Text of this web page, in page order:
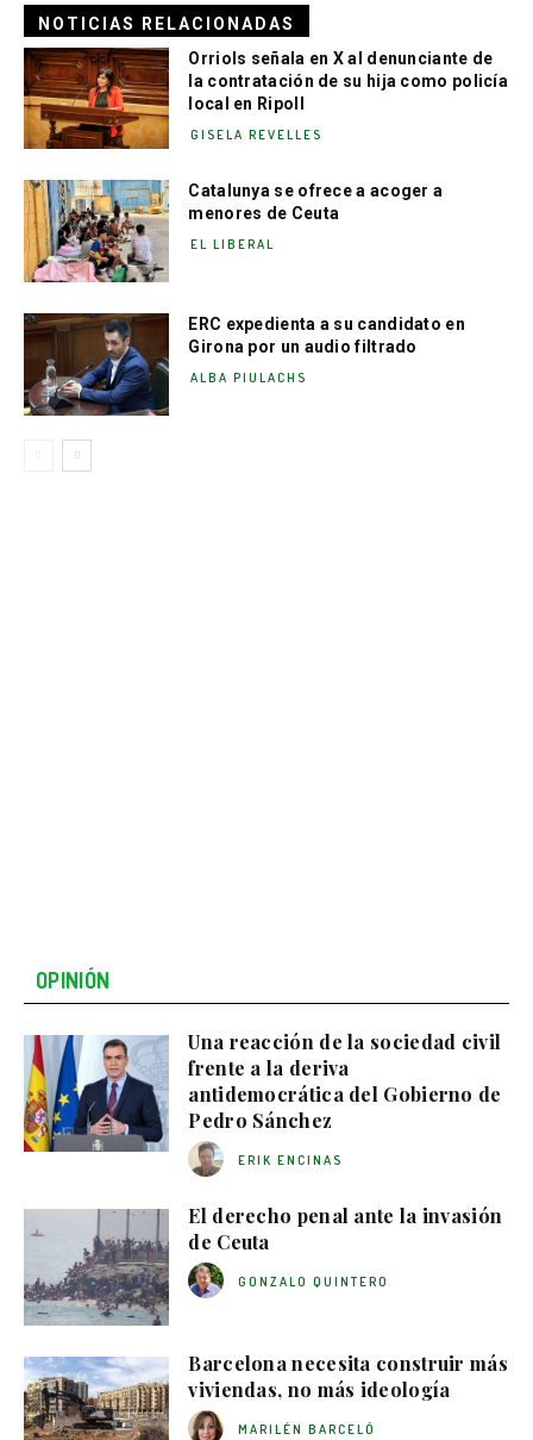
NOTICIAS RELACIONADAS
Orriols señala en X al denunciante de
la contratación de su hija como policía
local en Ripoll
GISELA REVELLES
Catalunya se ofrece a acoger a
menores de Ceuta
EL LIBERAL
ERC expedienta a su candidato en
Girona por un audio filtrado
ALBA PIULACHS
OPINIÓN
Una reacción de la sociedad civil
frente a la deriva
antidemocrática del Gobierno de
Pedro Sánchez
ERIK ENCINAS
El derecho penal ante la invasión
de Ceuta
GONZALO QUINTERO
Barcelona necesita construir más
viviendas, no más ideología
MARILÉN BARCELÓ